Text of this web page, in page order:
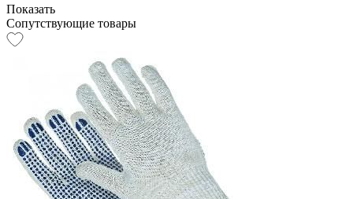
Показать
Сопутствующие товары